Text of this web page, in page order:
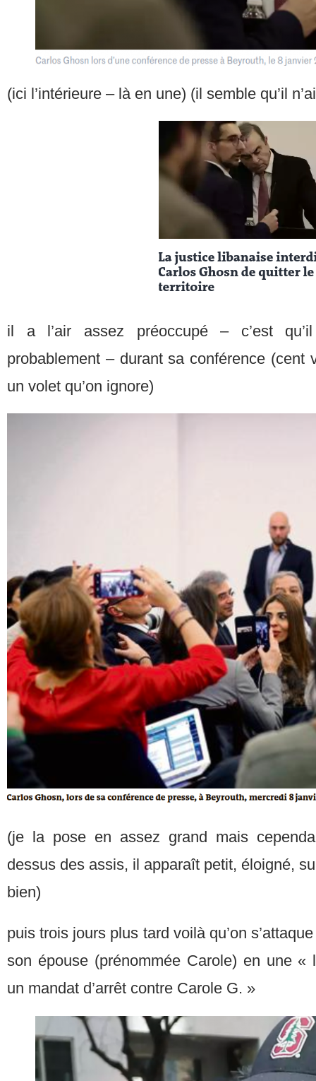
(ici l’intérieure – là en une) (il semble qu’il
il a l’air assez préoccupé – c’est
probablement – durant sa conférence (cent
un volet qu’on ignore)
(je la pose en assez grand mais
dessus des assis, il apparaît petit, éloigné,
bien)
puis trois jours plus tard voilà qu’on
son épouse (prénommée Carole) en une «
un mandat d’arrêt contre Carole G. »